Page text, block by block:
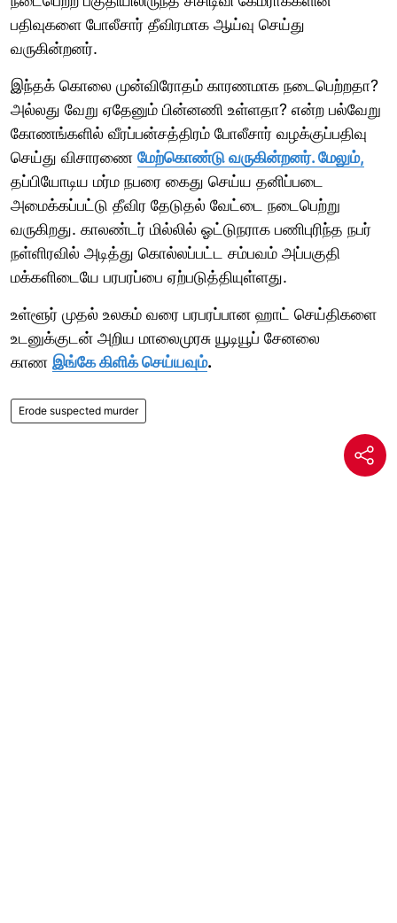
பதிவுகளை போலீசார் தீவிரமாக ஆய்வு செய்து
வருகின்றனர்.
இந்தக் கொலை முன்விரோதம் காரணமாக நடைபெற்றதா?
அல்லது வேறு ஏதேனும் பின்னணி உள்ளதா? என்ற பல்வேறு
கோணங்களில் வீரப்பன்சத்திரம் போலீசார் வழக்குப்பதிவு
செய்து விசாரணை மேற்கொண்டு வருகின்றனர். மேலும்,
தப்பியோடிய மர்ம நபரை கைது செய்ய தனிப்படை
அமைக்கப்பட்டு தீவிர தேடுதல் வேட்டை நடைபெற்று
வருகிறது. காலண்டர் மில்லில் ஓட்டுநராக பணிபுரிந்த நபர்
நள்ளிரவில் அடித்து கொல்லப்பட்ட சம்பவம் அப்பகுதி
மக்களிடையே பரபரப்பை ஏற்படுத்தியுள்ளது.
உள்ளூர் முதல் உலகம் வரை பரபரப்பான ஹாட் செய்திகளை
உடனுக்குடன் அறிய மாலைமுரசு யூடியூப் சேனலை
காண இங்கே கிளிக் செய்யவும்.
Erode suspected murder